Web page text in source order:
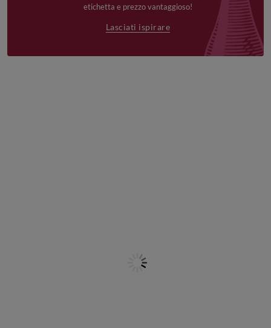
etichetta e prezzo vantaggioso!
Lasciati ispirare